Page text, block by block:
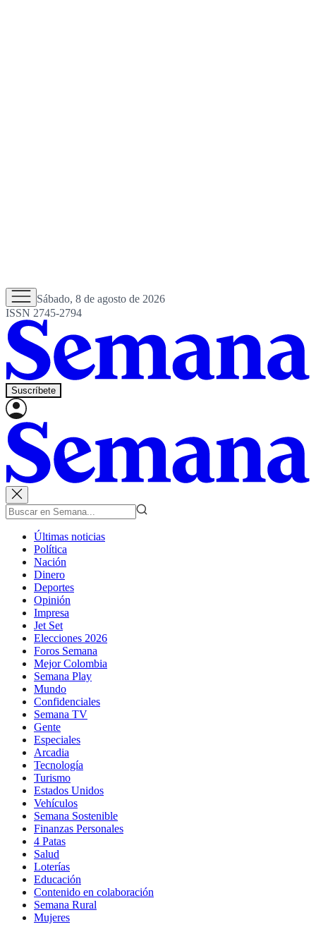
Sábado, 8 de agosto de 2026
ISSN 2745-2794
Suscríbete
Últimas noticias
Política
Nación
Dinero
Deportes
Opinión
Impresa
Jet Set
Elecciones 2026
Foros Semana
Mejor Colombia
Semana Play
Mundo
Confidenciales
Semana TV
Gente
Especiales
Arcadia
Tecnología
Turismo
Estados Unidos
Vehículos
Semana Sostenible
Finanzas Personales
4 Patas
Salud
Loterías
Educación
Contenido en colaboración
Semana Rural
Mujeres